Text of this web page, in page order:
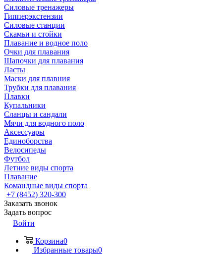
Силовые тренажеры
Гипперэкстензии
Силовые станции
Скамьи и стойки
Плавание и водное поло
Очки для плавания
Шапочки для плавания
Ласты
Маски для плавния
Трубки для плавания
Плавки
Купальники
Сланцы и сандали
Мячи для водного поло
Аксессуары
Единоборства
Велосипеды
Футбол
Летние виды спорта
Плавание
Командные виды спорта
+7 (8452) 320-300
Заказать звонок
Задать вопрос
Войти
Корзина0
Избранные товары0